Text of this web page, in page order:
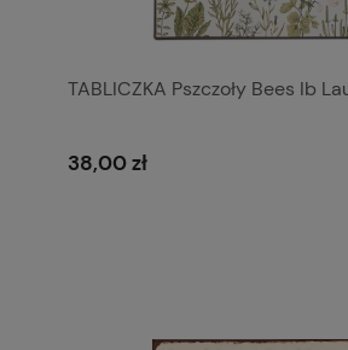
TABLICZKA Pszczoły Bees Ib
38,00 zł